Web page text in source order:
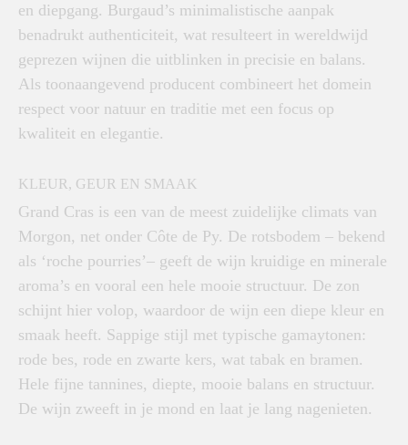
en diepgang. Burgaud’s minimalistische aanpak
benadrukt authenticiteit, wat resulteert in wereldwijd
geprezen wijnen die uitblinken in precisie en balans.
Als toonaangevend producent combineert het domein
respect voor natuur en traditie met een focus op
kwaliteit en elegantie.
KLEUR, GEUR EN SMAAK
Grand Cras is een van de meest zuidelijke climats van
Morgon, net onder Côte de Py. De rotsbodem – bekend
als ‘roche pourries’– geeft de wijn kruidige en minerale
aroma’s en vooral een hele mooie structuur. De zon
schijnt hier volop, waardoor de wijn een diepe kleur en
smaak heeft. Sappige stijl met typische gamaytonen:
rode bes, rode en zwarte kers, wat tabak en bramen.
Hele fijne tannines, diepte, mooie balans en structuur.
De wijn zweeft in je mond en laat je lang nagenieten.